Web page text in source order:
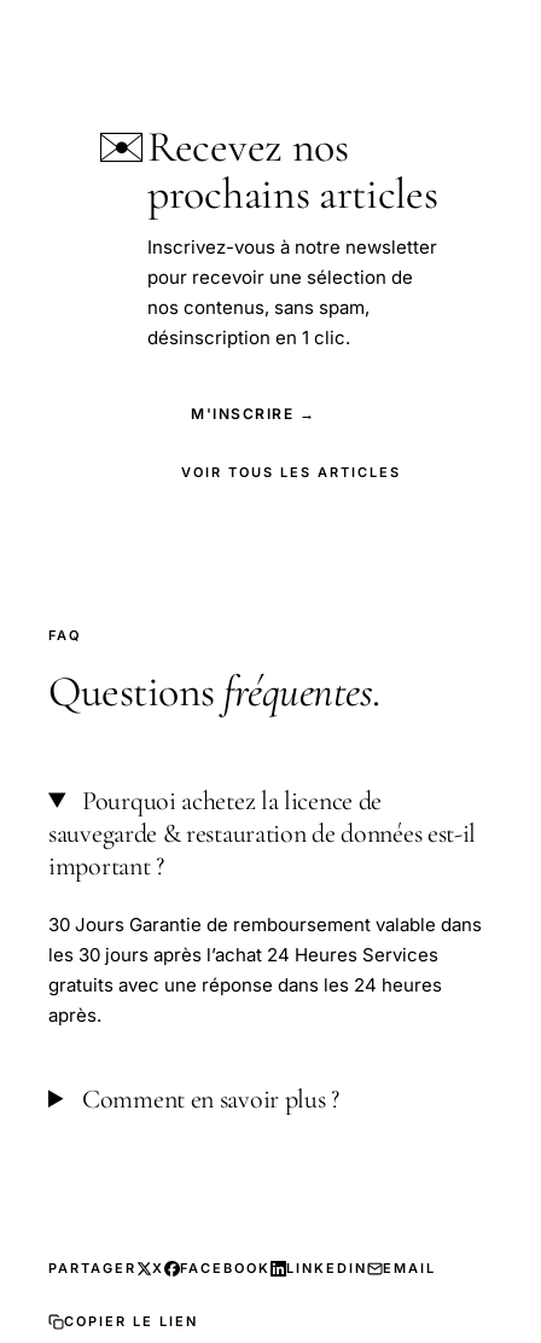
✉️Recevez nos
prochains articles
Inscrivez-vous à notre newsletter
pour recevoir une sélection de
nos contenus, sans spam,
désinscription en 1 clic.
M'INSCRIRE →
VOIR TOUS LES ARTICLES
FAQ
Questions fréquentes.
Pourquoi achetez la licence de
sauvegarde & restauration de données est-il
important ?
30 Jours Garantie de remboursement valable dans
les 30 jours après l’achat 24 Heures Services
gratuits avec une réponse dans les 24 heures
après.
Comment en savoir plus ?
PARTAGER X FACEBOOK LINKEDIN EMAIL
COPIER LE LIEN